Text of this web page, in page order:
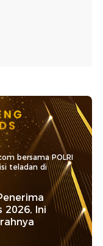
bersama POLRI
teladan di
2026, Ini